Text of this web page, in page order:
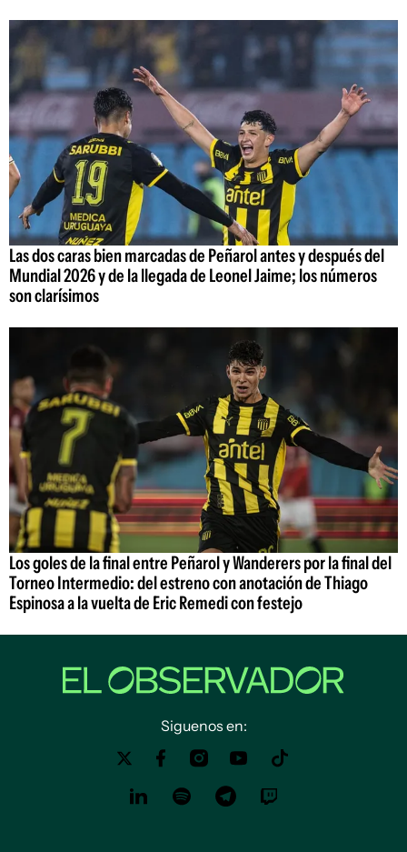
Las dos caras bien marcadas de Peñarol antes y después del
Mundial 2026 y de la llegada de Leonel Jaime; los números
son clarísimos
Los goles de la final entre Peñarol y Wanderers por la final del
Torneo Intermedio: del estreno con anotación de Thiago
Espinosa a la vuelta de Eric Remedi con festejo
Siguenos en: